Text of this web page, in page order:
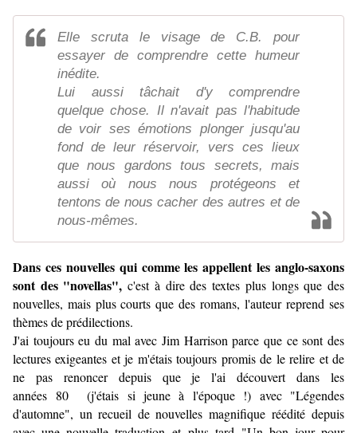
Elle scruta le visage de C.B. pour
essayer de comprendre cette humeur
inédite.
Lui aussi tâchait d'y comprendre
quelque chose. Il n'avait pas l'habitude
de voir ses émotions plonger jusqu'au
fond de leur réservoir, vers ces lieux
que nous gardons tous secrets, mais
aussi où nous nous protégeons et
tentons de nous cacher des autres et de
nous-mêmes.
Dans ces nouvelles qui comme les appellent les anglo-saxons
sont des "novellas",c'est à dire des textes plus longs que des
nouvelles, mais plus courts que des romans,l'auteur reprend ses
thèmes de prédilections.
J'ai toujours eu du mal avec Jim Harrison parce que ce sont des
lectures exigeantes et je m'étais toujours promis de le relire et de
ne pas renoncer depuis que je l'ai découvert dans les
années 80 (j'étais si jeune à l'époque !) avec "Légendes
d'automne", un recueil de nouvelles magnifique réédité depuis